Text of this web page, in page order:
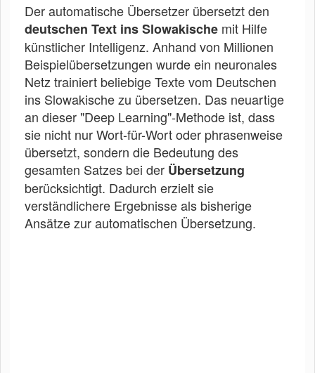
Der automatische Übersetzer übersetzt den
deutschen Text ins Slowakische mit Hilfe
künstlicher Intelligenz. Anhand von Millionen
Beispielübersetzungen wurde ein neuronales
Netz trainiert beliebige Texte vom Deutschen
ins Slowakische zu übersetzen. Das neuartige
an dieser "Deep Learning"-Methode ist, dass
sie nicht nur Wort-für-Wort oder phrasenweise
übersetzt, sondern die Bedeutung des
gesamten Satzes bei der Übersetzung
berücksichtigt. Dadurch erzielt sie
verständlichere Ergebnisse als bisherige
Ansätze zur automatischen Übersetzung.